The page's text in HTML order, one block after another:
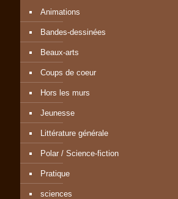
Animations
Bandes-dessinées
Beaux-arts
Coups de coeur
Hors les murs
Jeunesse
Littérature générale
Polar / Science-fiction
Pratique
sciences